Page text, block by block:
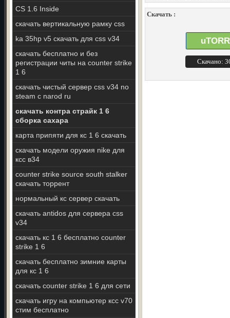
CS 1.6 Inside
скачать вертикальную рамку css
ka 35hp v5 скачать для css v34
скачать бесплатно и без
регистрации читы на counter strike
1 6
скачать чистый сервер css v34 no
steam с narod ru
скачать контра страйк 1 6
сборка сахара
карта припяти для кс 1 6 скачать
скачать модели оружия nike для
ксс в34
counter strike source south stalker
скачать торрент
нормальный кс сервер скачать
скачать antidos для сервера css
v34
скачать кс 1 6 бесплатно counter
strike 1 6
скачать бесплатно зимние карты
для кс 1 6
скачать counter strike 1 6 для сети
скачать игру на компьютер ксс v70
стим бесплатно
Скачать :
Скачано: